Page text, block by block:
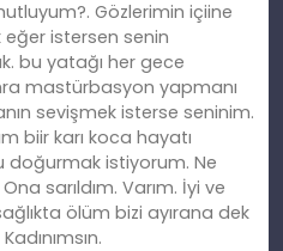
Gözlerimin içiine
istersen senin
bu yatağı her gece
mastürbasyon yapmanı
sevişmek isterse seninim.
biir karı koca hayatı
istiyorum. Ne
sarıldım. Varım. İyi ve
ölüm bizi ayırana dek